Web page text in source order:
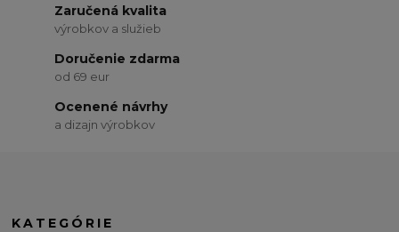
Zaručená kvalita
výrobkov a služieb
Doručenie zdarma
od 69 eur
Ocenené návrhy
a dizajn výrobkov
KATEGÓRIE